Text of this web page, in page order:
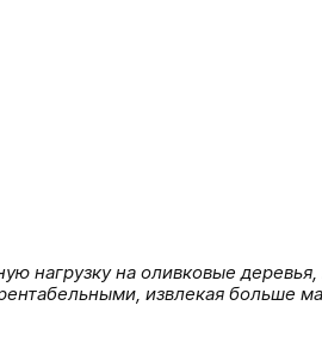
нагрузку на оливковые
извлекая больше